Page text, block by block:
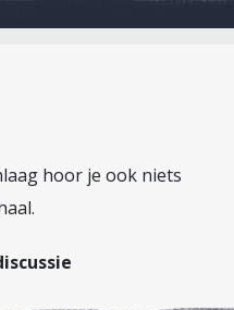
hoor je ook niets